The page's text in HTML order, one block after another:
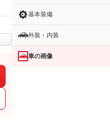
基本装備
外装・内装
車の画像